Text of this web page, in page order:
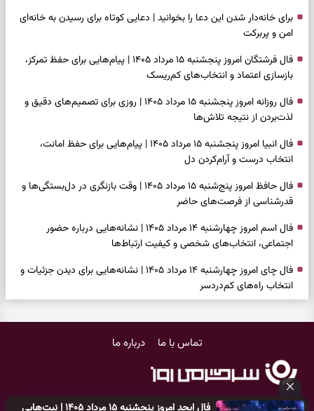
برای خانه‌دار شدن این دعا را بخوانید | دعایی کوتاه برای رسیدن به خانه‌ای
امن و پربرکت
فال فرشتگان امروز پنجشنبه ۱۵ مرداد ۱۴۰۵ | پیام‌هایی برای حفظ تمرکز،
بازسازی اعتماد و انتخاب‌های کم‌ریسک
فال روزانه امروز پنجشنبه ۱۵ مرداد ۱۴۰۵ | روزی برای تصمیم‌های دقیق و
لذت‌بردن از نتیجه تلاش‌ها
فال انبیا امروز پنجشنبه ۱۵ مرداد ۱۴۰۵ | پیام‌هایی برای حفظ امانت،
انتخاب درست و آرام‌کردن دل
فال حافظ امروز پنج‌شنبه ۱۵ مرداد ۱۴۰۵ | وقت بازنگری در دل‌بستگی‌ها و
قدرشناسی از فرصت‌های حاضر
فال اسم امروز چهارشنبه ۱۴ مرداد ۱۴۰۵ | نشانه‌هایی درباره حضور
اجتماعی، انتخاب‌های شخصی و کیفیت ارتباط‌ها
فال چای امروز چهارشنبه ۱۴ مرداد ۱۴۰۵ | نشانه‌هایی برای دیدن جزئیات و
انتخاب راه‌های کم‌دردسر
انتخاب چیزی که ارزش ماندن دارد
تماس با ما درباره ما